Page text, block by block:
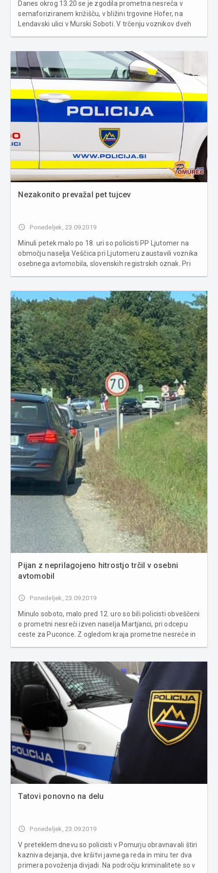
Danes okrog 13.20 se je zgodila prometna nesreča v
semaforiziranem križišču, v bližini trgovine Hofer, na
Lendavski ulici v Murski Soboti. V trčenju voznikov dveh
karkoli v...
Nezakonito prevažal pet tujcev
access_time Ponedeljek, 23.09.2019
Minuli petek malo po 18. uri so policisti PP Ljutomer na
območju naselja Veščica pri Ljutomeru zaustavili voznika
osebnega avtomobila, slovenskih registrskih oznak. Pri
Pijan z neprilagojeno hitrostjo trčil v osebni
avtomobil
access_time Ponedeljek, 23.09.2019
Minulo soboto, malo pred 12. uro so bili policisti obveščeni
o prometni nesreči izven naselja Martjanci, pri odcepu
ceste za Puconce. Z ogledom kraja prometne nesreče in
vozil...
Tatovi ponovno na delu
access_time Ponedeljek, 23.09.2019
V preteklem dnevu so policisti v Pomurju obravnavali štiri
kazniva dejanja, dve kršitvi javnega reda in miru ter dva
primera povoženja divjadi. Na področju kriminalitete so v